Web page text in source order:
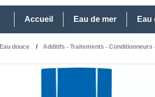
Accueil Eau de mer Eau
Eau douce Additifs - Traitements - Conditionneurs